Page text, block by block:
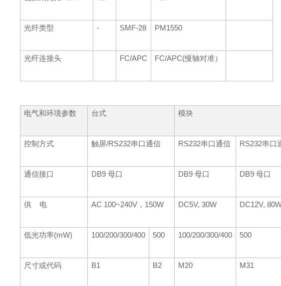
光纤类型 - SMF-28 PM1550
光纤连接头 FC/APC FC/APC(慢轴对准）
电气和环境参数 台式 模块
控制方式 触屏/RS232串口通信 RS232串口通信 RS232串口
通信接口 DB9 母口 DB9 母口 DB9 母口
供 电 AC 100~240V，150W DC5V, 30W DC12V,
低光功率(mW) 100/200/300/400 500 100/200/300/400 500
尺寸或代码 B1 B2 M20 M31